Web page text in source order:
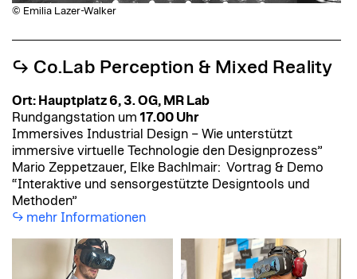
© Emilia Lazer-Walker
↪︎ Co.Lab Perception & Mixed Reality
Ort: Hauptplatz 6, 3. OG, MR Lab
Rundgangstation um 17.00 Uhr
Immersives Industrial Design – Wie unterstützt
immersive virtuelle Technologie den Designprozess”
Mario Zeppetzauer, Elke Bachlmair: Vortrag & Demo
“Interaktive und sensorgestützte Designtools und
Methoden”
mehr Informationen